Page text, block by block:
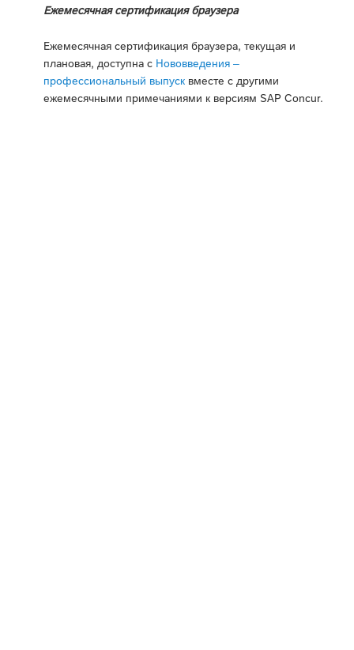
Ежемесячная сертификация браузера
Ежемесячная сертификация браузера, текущая и
плановая, доступна с Нововведения –
профессиональный выпуск вместе с другими
ежемесячными примечаниями к версиям SAP Concur.